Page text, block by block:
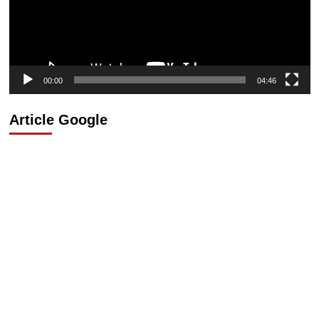
00:00 04:46
Article Google